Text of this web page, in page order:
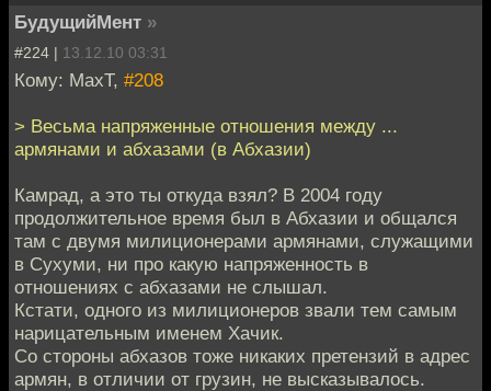
БудущийМент »
#224 | 13.12.10 03:31
Кому: MaxT, #208
> Весьма напряженные отношения между ...
армянами и абхазами (в Абхазии)
Камрад, а это ты откуда взял? В 2004 году
продолжительное время был в Абхазии и общался
там с двумя милиционерами армянами, служащими
в Сухуми, ни про какую напряженность в
отношениях с абхазами не слышал.
Кстати, одного из милиционеров звали тем самым
нарицательным именем Хачик.
Со стороны абхазов тоже никаких претензий в адрес
армян, в отличии от грузин, не высказывалось.